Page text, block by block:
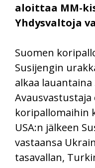
aloittaa MM-
Yhdysvaltoja
Suomen
Susijengin
alkaa
koripallomaihin
USA:n jälkeen
vastaansa
tasavallan,